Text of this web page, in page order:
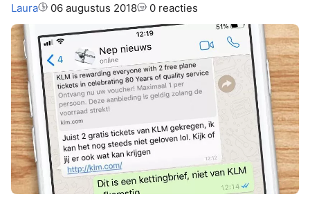
Auteur:
Laura 06 augustus 2018 0 reacties